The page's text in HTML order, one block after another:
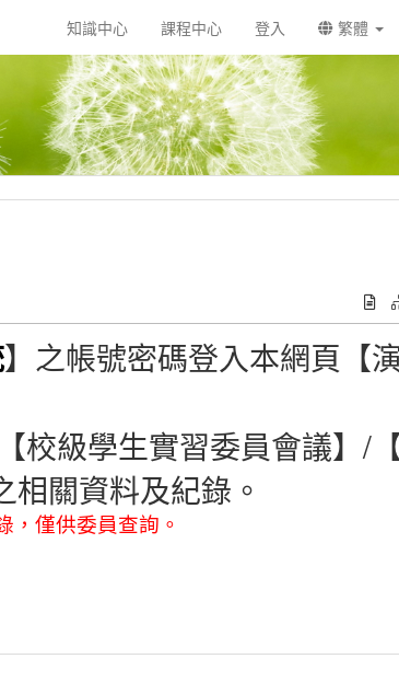
知識中心 課程中心 登入 繁體
】之帳號密碼登入本網頁【
校級學生實習委員會議】/
關資料及紀錄。
，僅供委員查詢。